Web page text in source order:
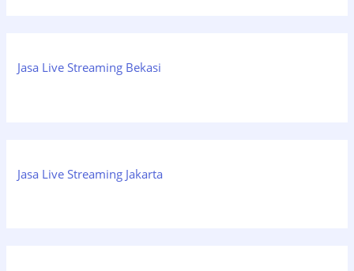
Jasa Live Streaming Bekasi
Jasa Live Streaming Jakarta